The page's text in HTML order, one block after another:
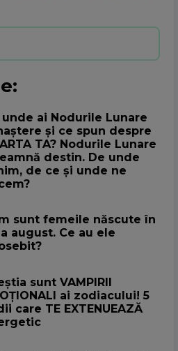
unde ai Nodurile Lunare
și ce spun despre
TA? Nodurile Lunare
destin. De unde
de ce și unde ne
sunt femeile născute în
august. Ce au ele
sunt VAMPIRII
ai zodiacului! 5
care TE EXTENUEAZĂ